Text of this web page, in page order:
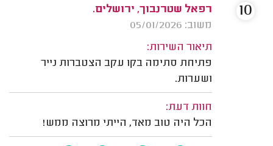
רפאל שטרנבוך, ירושלים.
משוב: 05/01/2026
תיאור השירות:
פתיחת סתימה בקו עקב הצטברות נייר
ושערות.
חוות דעת:
הכל היה טוב מאד, הייתי מרוצה ממש!
10